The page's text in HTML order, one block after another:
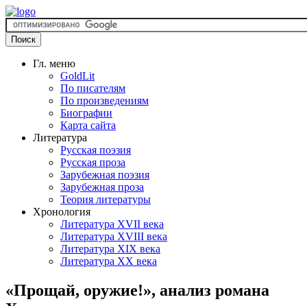
Гл. меню
GoldLit
По писателям
По произведениям
Биографии
Карта сайта
Литература
Русская поэзия
Русская проза
Зарубежная поэзия
Зарубежная проза
Теория литературы
Хронология
Литература XVII века
Литература XVIII века
Литература XIX века
Литература XX века
«Прощай, оружие!», анализ романа